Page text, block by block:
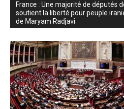
France : Une majorité de députés
soutient la liberté pour peuple
de Maryam Radjavi